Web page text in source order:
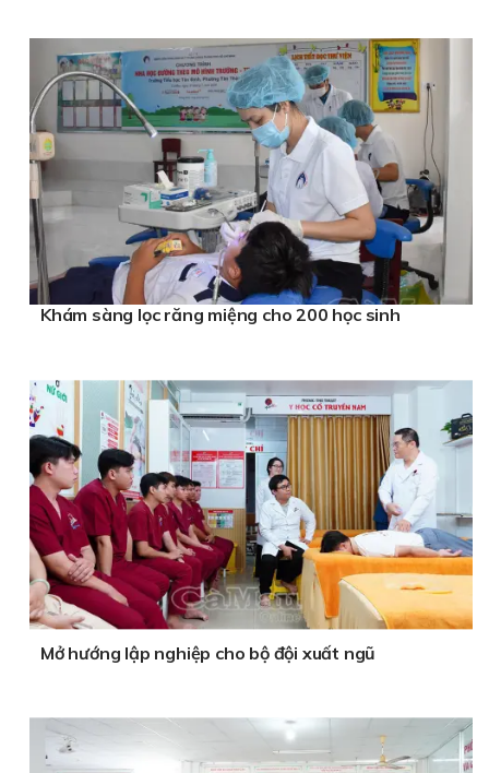
Khám sàng lọc răng miệng cho 200 học sinh
Mở hướng lập nghiệp cho bộ đội xuất ngũ